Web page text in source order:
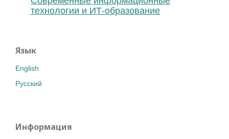
технологии и ИТ-образование
Язык
English
Русский
Информация